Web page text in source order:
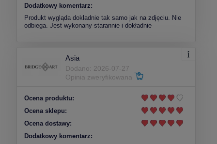
Dodatkowy komentarz:
Produkt wygląda dokladnie tak samo jak na zdjęciu. Nie
odbiega. Jest wykonany starannie i dokładnie
Asia
Dodano: 2026-07-27
Opinia zweryfikowana
Ocena produktu:
Ocena sklepu:
Ocena dostawy:
Dodatkowy komentarz: